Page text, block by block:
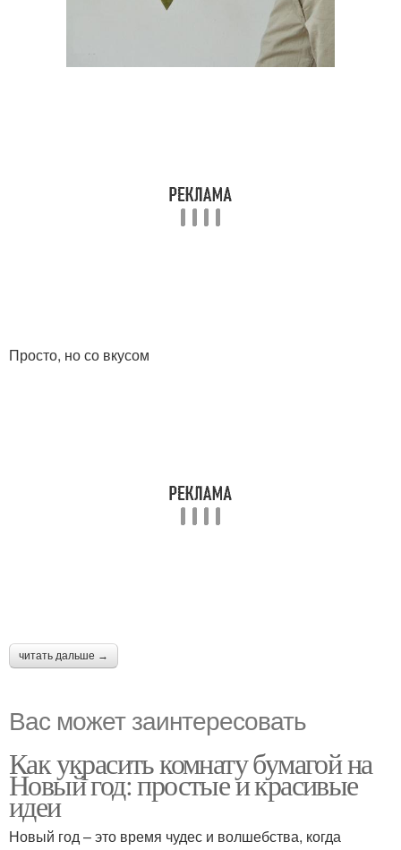
Просто, но со вкусом
читать дальше →
Вас может заинтересовать
Как украсить комнату бумагой на
Новый год: простые и красивые
идеи
Новый год – это время чудес и волшебства, когда